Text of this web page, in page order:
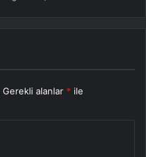
Gerekli alanlar * ile